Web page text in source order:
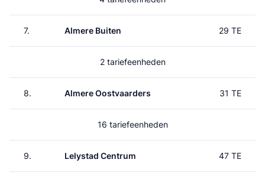
7. Almere Buiten 29 TE
2 tariefeenheden
8. Almere Oostvaarders 31 TE
16 tariefeenheden
9. Lelystad Centrum 47 TE